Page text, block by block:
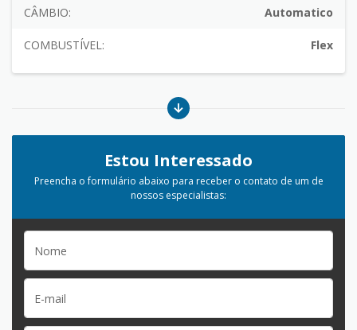
CÂMBIO: Automatico
COMBUSTÍVEL: Flex
Estou Interessado
Preencha o formulário abaixo para receber o contato de um de
nossos especialistas: